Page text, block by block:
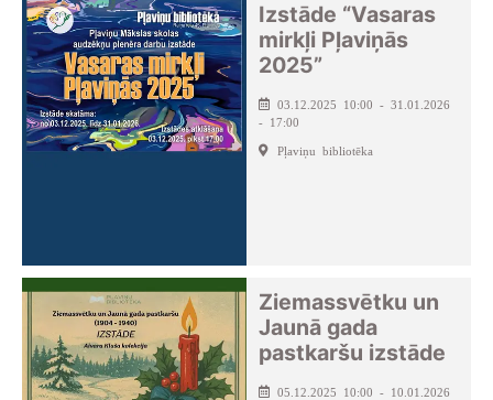
Izstāde “Vasaras
mirkļi Pļaviņās
2025”
03.12.2025 10:00 - 31.01.2026
- 17:00
Pļaviņu bibliotēka
Ziemassvētku un
Jaunā gada
pastkaršu izstāde
05.12.2025 10:00 - 10.01.2026